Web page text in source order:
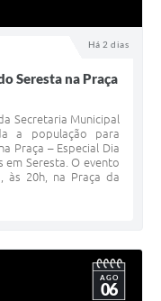
Há 2 dias
Seresta na Praça
Secretaria Municipal
a população para
Praça – Especial Dia
Seresta. O evento
às 20h, na Praça da
AGO
06